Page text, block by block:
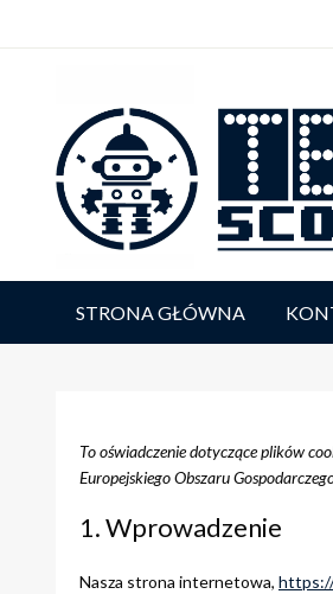
to
STRONA GŁÓWNA
To oświadczenie dotyczące plików
Europejskiego Obszaru
1. Wprowadzenie
Nasza strona internetowa,